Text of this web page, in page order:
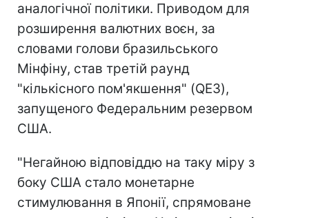
аналогічної політики. Приводом для
розширення валютних воєн, за
словами голови бразильського
Мінфіну, став третій раунд
"кількісного пом'якшення" (QE3),
запущеного Федеральним резервом
США.
"Негайною відповіддю на таку міру з
боку США стало монетарне
стимулювання в Японії, спрямоване